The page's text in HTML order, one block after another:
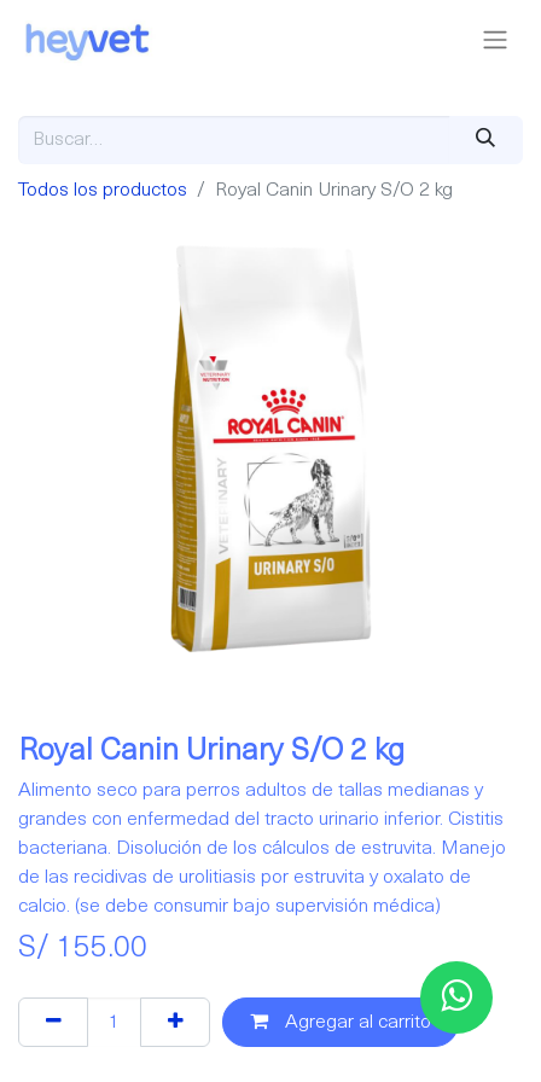
Todos los productos Royal Canin Urinary S/O 2 kg
Royal Canin Urinary S/O 2 kg
Alimento seco para perros adultos de tallas medianas y
grandes con enfermedad del tracto urinario inferior. Cistitis
bacteriana. Disolución de los cálculos de estruvita. Manejo
de las recidivas de urolitiasis por estruvita y oxalato de
calcio. (se debe consumir bajo supervisión médica)
S/ 155.00
Agregar al carrito